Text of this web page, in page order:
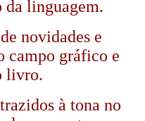
linguagem.
novidades e
campo gráfico e
livro.
à tona no